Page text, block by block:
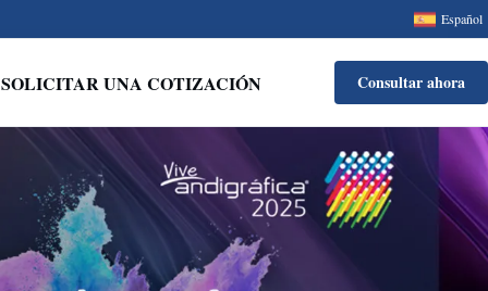
Español
SOLICITAR UNA COTIZACIÓN Consultar ahora